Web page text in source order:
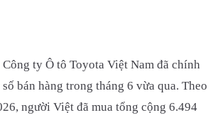
ty Ô tô Toyota Việt Nam đã chính
bán hàng trong tháng 6 vừa qua. Theo
người Việt đã mua tổng cộng 6.494